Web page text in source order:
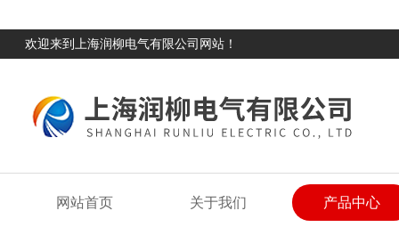
欢迎来到上海润柳电气有限公司网站！
网站首页 关于我们 产品中心